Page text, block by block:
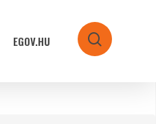
EGOV.HU search